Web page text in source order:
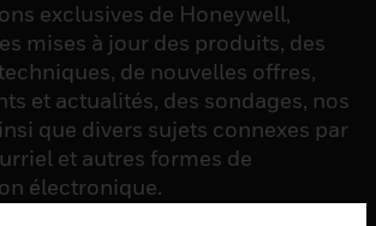
exclusives de Honeywell,
mises à jour des produits, des
de nouvelles offres,
et actualités, des sondages, nos
que divers sujets connexes par
et autres formes de
électronique.